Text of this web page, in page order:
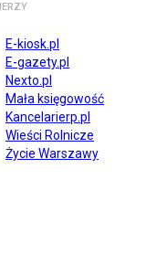
E-kiosk.pl
E-gazety.pl
Nexto.pl
Mała księgowość
Kancelarierp.pl
Wieści Rolnicze
Życie Warszawy